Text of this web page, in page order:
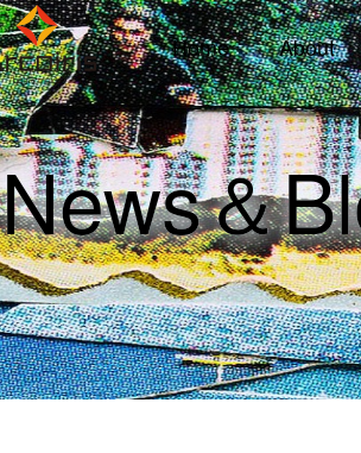
Home About
News＆